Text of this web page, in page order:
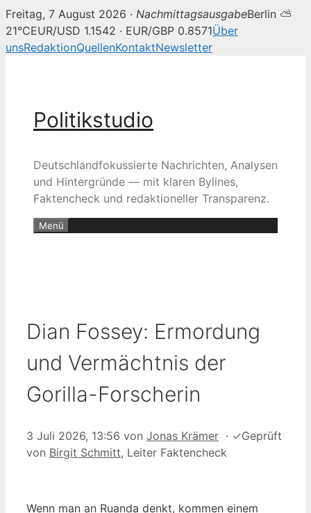
Freitag, 7 August 2026 · NachmittagsausgabeBerlin ⛅
21°CEUR/USD 1.1542 · EUR/GBP 0.8571Über
unsRedaktionQuellenKontaktNewsletter
Politikstudio
Deutschlandfokussierte Nachrichten, Analysen
und Hintergründe — mit klaren Bylines,
Faktencheck und redaktioneller Transparenz.
Menü
Dian Fossey: Ermordung
und Vermächtnis der
Gorilla-Forscherin
3 Juli 2026, 13:56 von Jonas Krämer · ✓Geprüft
von Birgit Schmitt, Leiter Faktencheck
Wenn man an Ruanda denkt, kommen einem